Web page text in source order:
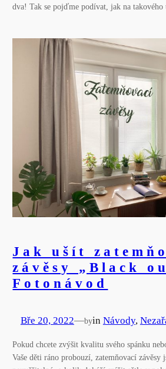
dva! Tak se pojďme podívat, jak na takového
Jak ušít
závěsy „Black
Fotonávod
Bře 20, 2022—byin Návody,
Pokud chcete zvýšit kvalitu svého spánku
Vaše děti ráno probouzí, zatemňovací závěsy